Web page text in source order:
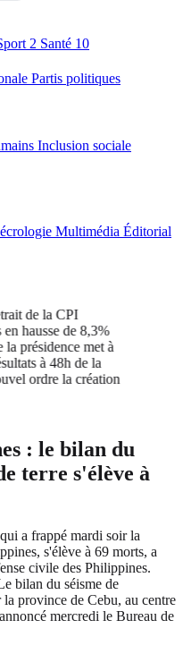
2 Santé 10
Partis politiques
Inclusion sociale
Multimédia Éditorial
de la CPI
hausse de 8,3%
présidence met à
à 48h de la
ordre la création
: le bilan du
terre s'élève à
a frappé mardi soir la
s'élève à 69 morts, a
civile des Philippines.
bilan du séisme de
province de Cebu, au centre
mercredi le Bureau de